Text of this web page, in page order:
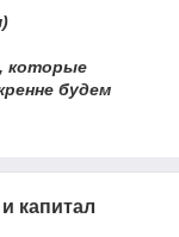
которые
будем
капитал